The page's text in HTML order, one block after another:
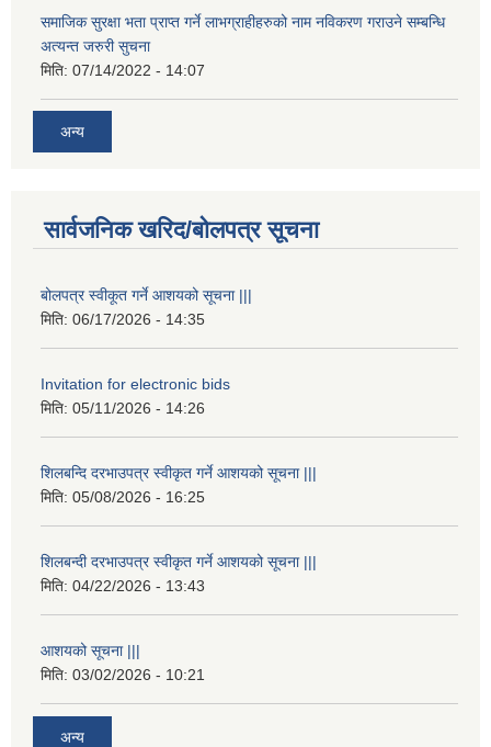
समाजिक सुरक्षा भता प्राप्त गर्ने लाभग्राहीहरुको नाम नविकरण गराउने सम्बन्धि
अत्यन्त जरुरी सुचना
मिति: 07/14/2022 - 14:07
अन्य
सार्वजनिक खरिद/बोलपत्र सूचना
बोलपत्र स्वीकूत गर्ने आशयको सूचना |||
मिति: 06/17/2026 - 14:35
Invitation for electronic bids
मिति: 05/11/2026 - 14:26
शिलबन्दि दरभाउपत्र स्वीकृत गर्ने आशयको सूचना |||
मिति: 05/08/2026 - 16:25
शिलबन्दी दरभाउपत्र स्वीकृत गर्ने आशयको सूचना |||
मिति: 04/22/2026 - 13:43
आशयको सूचना |||
मिति: 03/02/2026 - 10:21
अन्य